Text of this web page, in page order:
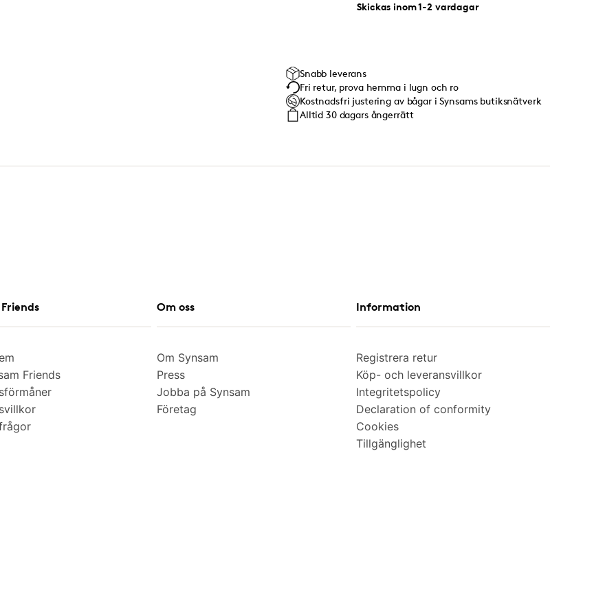
Skickas inom 1-2 vardagar
Snabb leverans
Fri retur, prova hemma i lugn och ro
Kostnadsfri justering av bågar i Synsams butiksnätverk
Alltid 30 dagars ångerrätt
Friends
Om oss
Om Synsam
Press
Jobba på Synsam
Företag
Information
Registrera retur
Köp- och leveransvillkor
Integritetspolicy
Declaration of conformity
Cookies
Tillgänglighet